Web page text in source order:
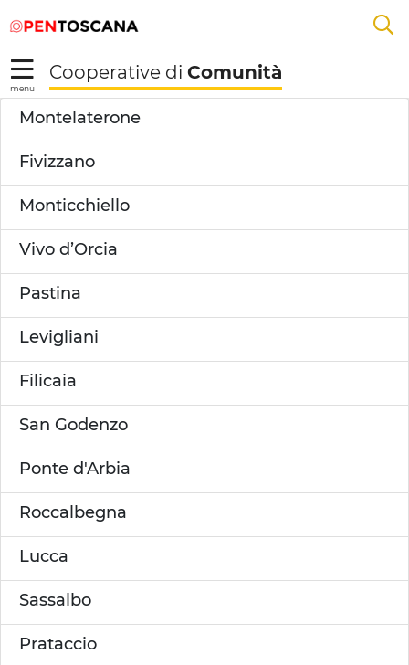
Skip to Main Content
alal
menu
Cooperative di Comunità
Dettaglio Territorio -
Montelaterone
Fivizzano
Monticchiello
Vivo d’Orcia
Pastina
Levigliani
Filicaia
San Godenzo
Ponte d'Arbia
Roccalbegna
Lucca
Sassalbo
Prataccio